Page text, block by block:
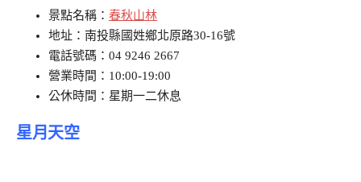
景點名稱： 春秋山林
地址：南投縣國姓鄉北原路30-16號
電話號碼：04 9246 2667
營業時間：10:00-19:00
公休時間：星期一二休息
星月天空